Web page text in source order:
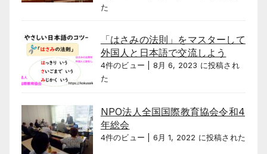
た
「はさみの法則」をマスターして
外国人と日本語で交流しよう
4件のビュー
8月 6, 2023 に投稿され
た
NPO法人全国国際教育協会令和4
年総会
4件のビュー 6月 1, 2022 に投稿された